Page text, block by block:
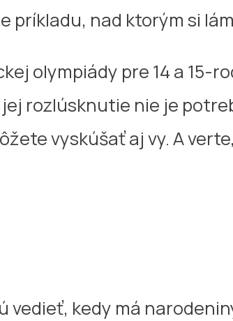
príkladu, nad ktorým si
olympiády pre 14 a 15-
rozlúsknutie nie je
vyskúšať aj vy. A
kedy má